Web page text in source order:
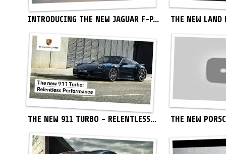
INTRODUCING THE NEW JAGUAR F-P... THE NEW LAND
THE NEW 911 TURBO - RELENTLESS... THE NEW